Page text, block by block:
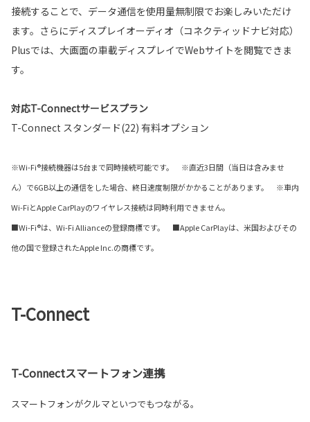
接続することで、データ通信を使用量無制限でお楽しみいただけ
ます。さらにディスプレイオーディオ（コネクティッドナビ対応）
Plusでは、大画面の車載ディスプレイでWebサイトを閲覧できま
す。
対応T-Connectサービスプラン
T-Connect スタンダード(22) 有料オプション
※Wi-Fi®接続機器は5台まで同時接続可能です。 ※直近3日間（当日は含みませ
ん）で6GB以上の通信をした場合、終日速度制限がかかることがあります。 ※車内
Wi-FiとApple CarPlayのワイヤレス接続は同時利用できません。
■Wi-Fi®は、Wi-Fi Allianceの登録商標です。 ■Apple CarPlayは、米国およびその
他の国で登録されたApple Inc.の商標です。
T-Connect
T-Connectスマートフォン連携
スマートフォンがクルマといつでもつながる。